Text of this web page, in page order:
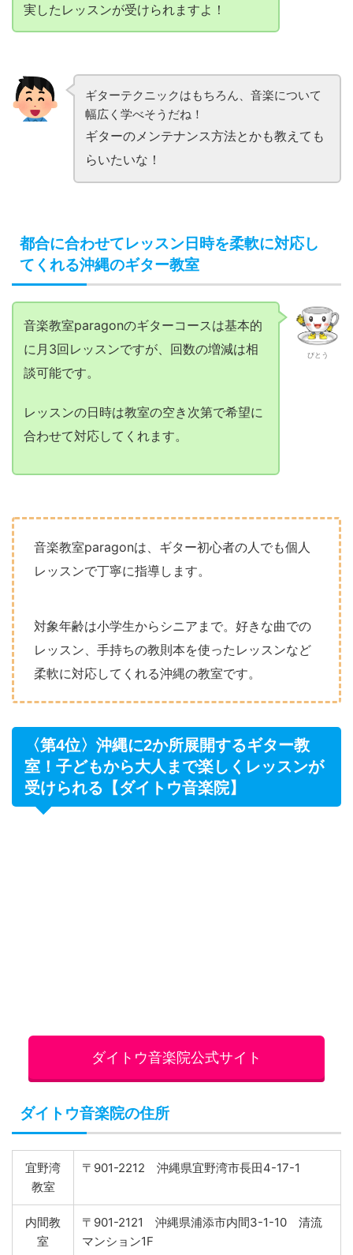
実したレッスンが受けられますよ！
ギターテクニックはもちろん、音楽について
幅広く学べそうだね！
ギターのメンテナンス方法とかも教えても
らいたいな！
都合に合わせてレッスン日時を柔軟に対応し
てくれる沖縄のギター教室
びとう
音楽教室paragonのギターコースは基本的
に月3回レッスンですが、回数の増減は相
談可能です。
レッスンの日時は教室の空き次第で希望に
合わせて対応してくれます。
音楽教室paragonは、ギター初心者の人でも個人
レッスンで丁寧に指導します。
対象年齢は小学生からシニアまで。好きな曲での
レッスン、手持ちの教則本を使ったレッスンなど
柔軟に対応してくれる沖縄の教室です。
〈第4位〉沖縄に2か所展開するギター教
室！子どもから大人まで楽しくレッスンが
受けられる【ダイトウ音楽院】
〒901-2121 沖縄県浦添市内間3-1-10 清流
ダイトウ音楽院のアクセス
宜野湾教室
内間教室 駐車場あり